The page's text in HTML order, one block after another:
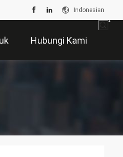
Indonesian
Hubungi Kami